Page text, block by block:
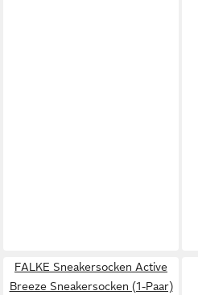
FALKE Sneakersocken Active
Breeze Sneakersocken (1-Paar)